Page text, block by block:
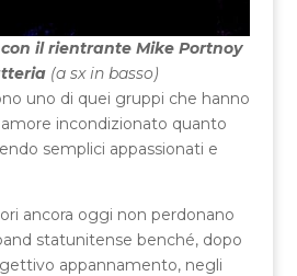
il rientrante Mike Portnoy
(a sx in basso)
uno di quei gruppi che hanno
incondizionato quanto
semplici appassionati e
ancora oggi non perdonano
statunitense benché, dopo
appannamento, negli